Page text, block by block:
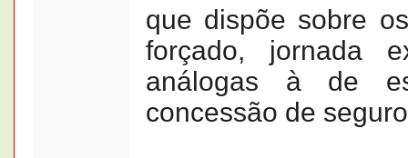
que dispõe sobre
forçado, jornada
análogas à de
concessão de